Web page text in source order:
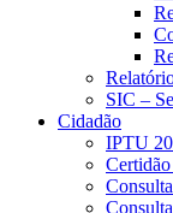
SIC –
Cidadão
IPTU